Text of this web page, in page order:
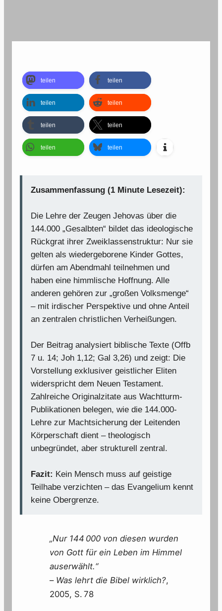
teilen teilen
teilen teilen
teilen teilen
teilen teilen
Zusammenfassung (1 Minute Lesezeit):
Die Lehre der Zeugen Jehovas über die
144.000 „Gesalbten“ bildet das ideologische
Rückgrat ihrer Zweiklassenstruktur: Nur sie
gelten als wiedergeborene Kinder Gottes,
dürfen am Abendmahl teilnehmen und
haben eine himmlische Hoffnung. Alle
anderen gehören zur „großen Volksmenge“
– mit irdischer Perspektive und ohne Anteil
an zentralen christlichen Verheißungen.
Der Beitrag analysiert biblische Texte (Offb
7 u. 14; Joh 1,12; Gal 3,26) und zeigt: Die
Vorstellung exklusiver geistlicher Eliten
widerspricht dem Neuen Testament.
Zahlreiche Originalzitate aus Wachtturm-
Publikationen belegen, wie die 144.000-
Lehre zur Machtsicherung der Leitenden
Körperschaft dient – theologisch
unbegründet, aber strukturell zentral.
Fazit: Kein Mensch muss auf geistige
Teilhabe verzichten – das Evangelium kennt
keine Obergrenze.
„Nur 144 000 von diesen wurden
von Gott für ein Leben im Himmel
auserwählt.“
– Was lehrt die Bibel wirklich?,
2005, S. 78